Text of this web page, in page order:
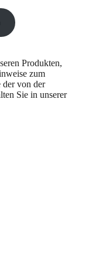
Produkten,
zum
von der
Sie in unserer